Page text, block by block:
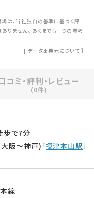
は、当社独自の基準に基づく評
りません。 あくまでも一つの参考
[ データ出典元について ］
コミ・評判・レビュー
(0件)
歩で7分
阪～神戸)「摂津本山駅」
線